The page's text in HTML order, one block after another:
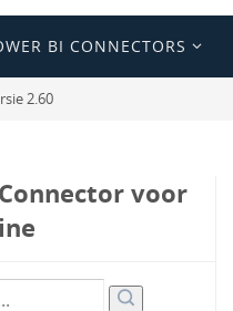
BI CONNECTORS
2.60
voor